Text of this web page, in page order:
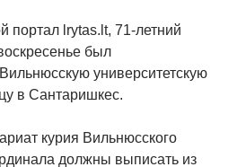
портал lrytas.lt, 71-летний
был
университетскую
в Сантаришкес.
курия Вильнюсского
должны выписать из